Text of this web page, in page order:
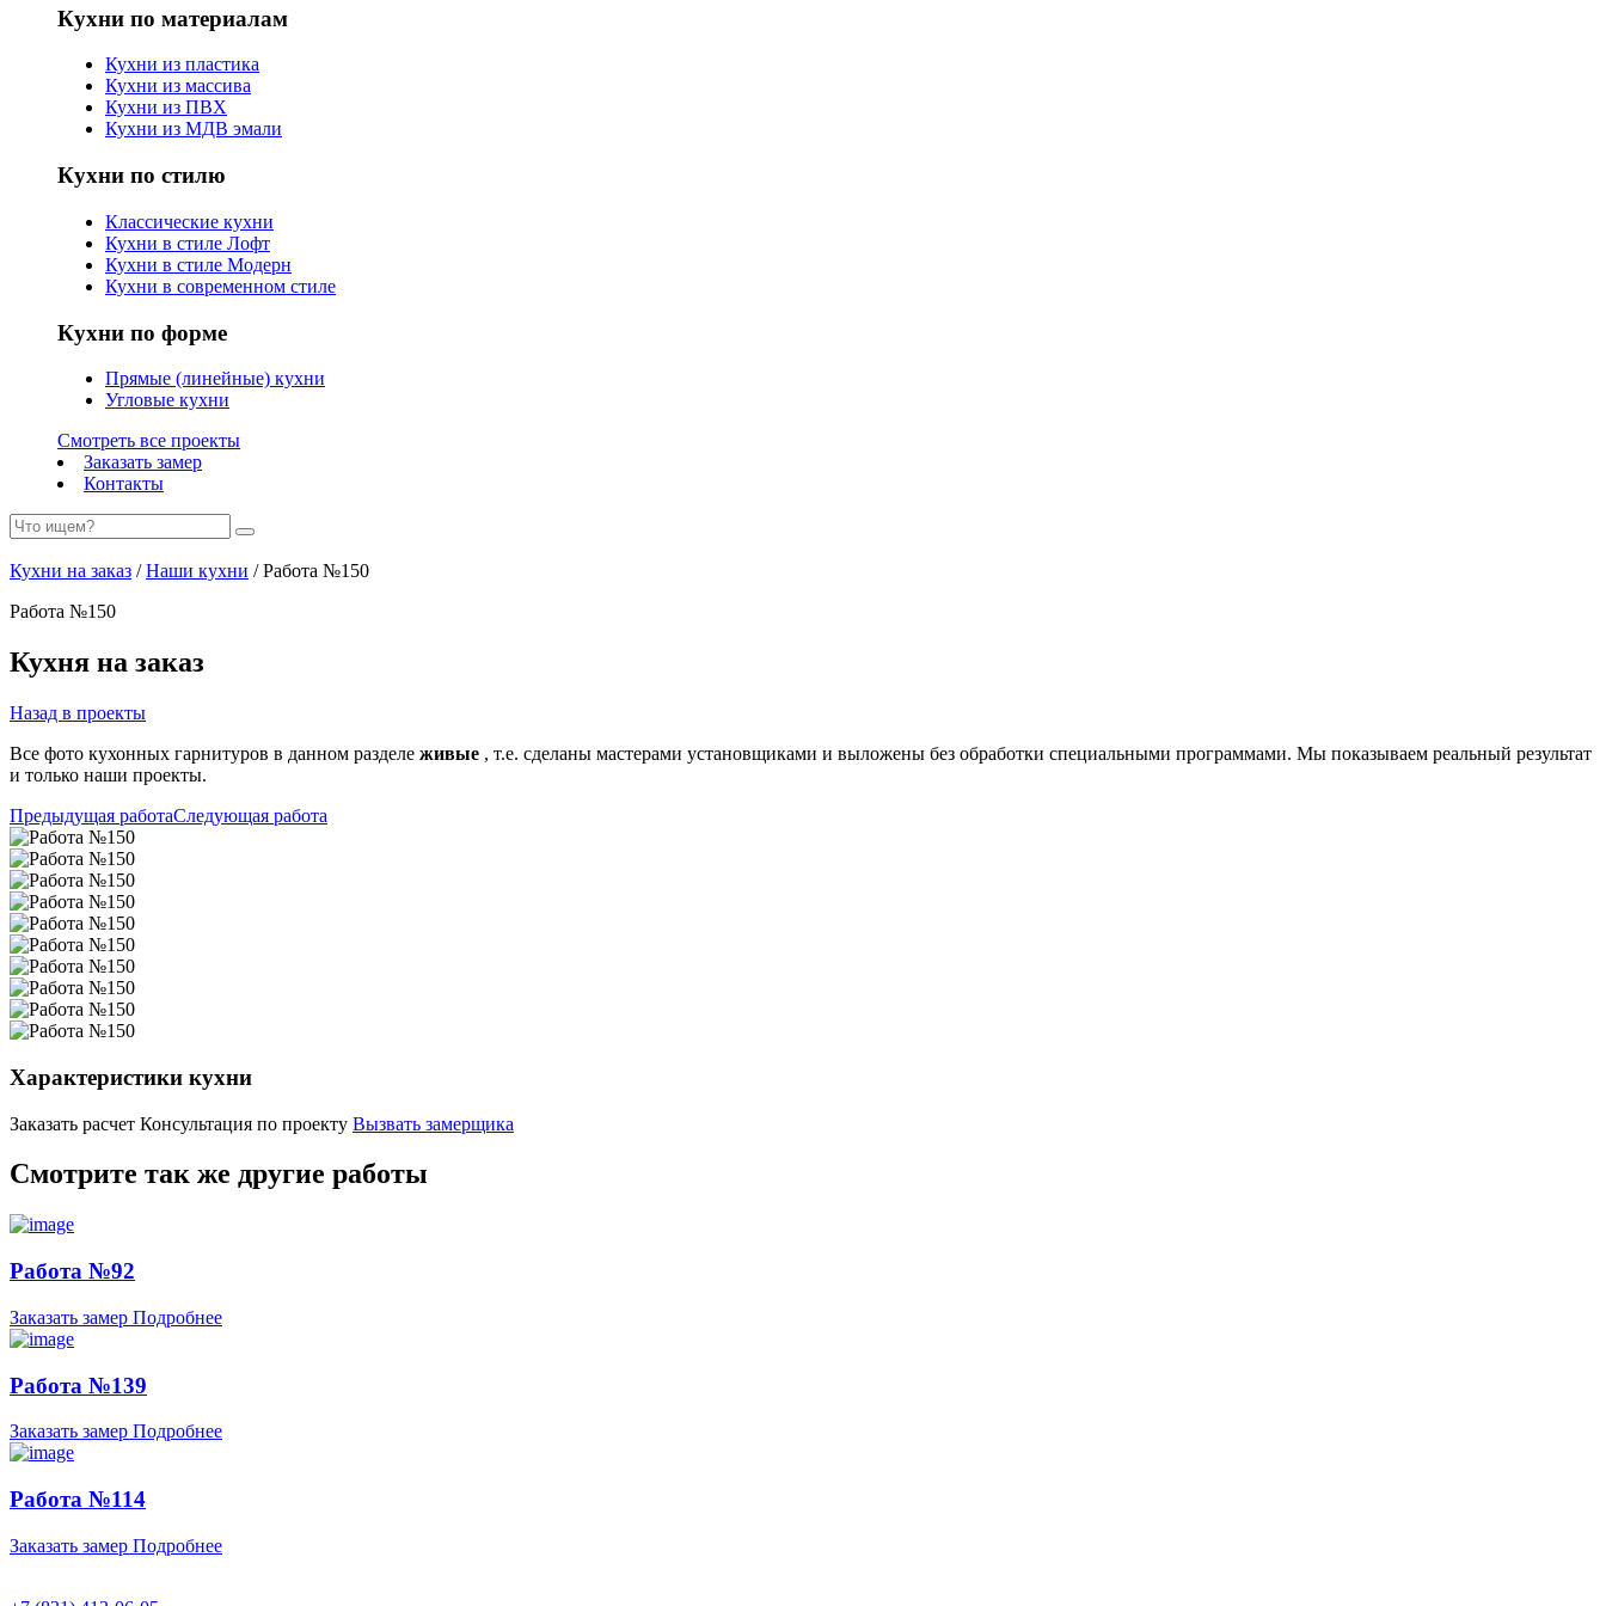
Кухни по материалам
Кухни из пластика
Кухни из массива
Кухни из ПВХ
Кухни из МДВ эмали
Кухни по стилю
Классические кухни
Кухни в стиле Лофт
Кухни в стиле Модерн
Кухни в современном стиле
Кухни по форме
Прямые (линейные) кухни
Угловые кухни
Смотреть все проекты
Заказать замер
Контакты
Кухни на заказ /Наши кухни / Работа №150
Работа №150
Кухня на заказ
Назад в проекты
Все фото кухонных гарнитуров в данном разделе живые , т.е. сделаны мастерами установщиками и выложены без обработки специальными программами. Мы показываем реальный результат
и только наши проекты.
Предыдущая работаСледующая работа
Характеристики кухни
Заказать расчет Консультация по проекту Вызвать замерщика
Смотрите так же другие работы
Работа №92
Заказать замер Подробнее
Работа №139
Заказать замер Подробнее
Работа №114
Заказать замер Подробнее